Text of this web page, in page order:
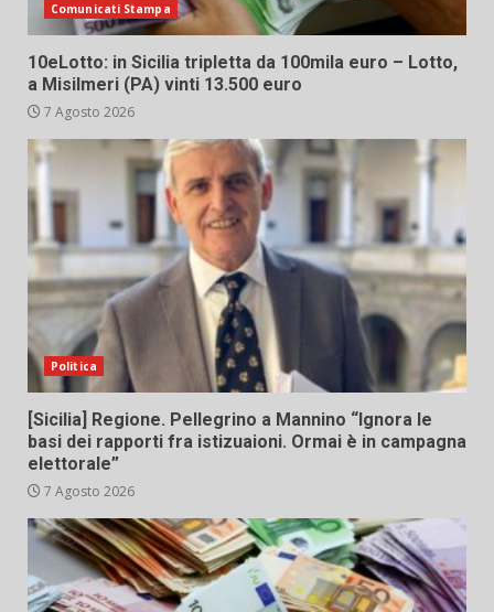
Comunicati Stampa
10eLotto: in Sicilia tripletta da 100mila euro – Lotto,
a Misilmeri (PA) vinti 13.500 euro
7 Agosto 2026
Politica
[Sicilia] Regione. Pellegrino a Mannino “Ignora le
basi dei rapporti fra istizuaioni. Ormai è in campagna
elettorale”
7 Agosto 2026